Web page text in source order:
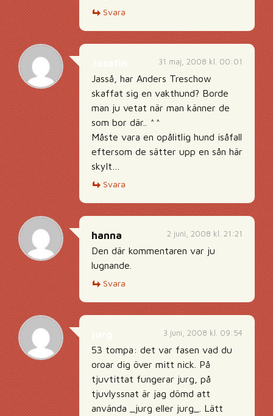
Svara
31 maj, 2008 kl. 00:01
Jasså, har Anders Treschow
skaffat sig en vakthund? Borde
man ju vetat när man känner de
som bor där.. ^^
Måste vara en opålitlig hund isåfall
eftersom de sätter upp en sån här
skylt…
Svara
2 juni, 2008 kl. 21:21
hanna
Den där kommentaren var ju
lugnande.
Svara
3 juni, 2008 kl. 09:54
53 tompa: det var fasen vad du
oroar dig över mitt nick. På
tjuvtittat fungerar jurg, på
tjuvlyssnat är jag dömd att
använda _jurg eller jurg_. Lätt